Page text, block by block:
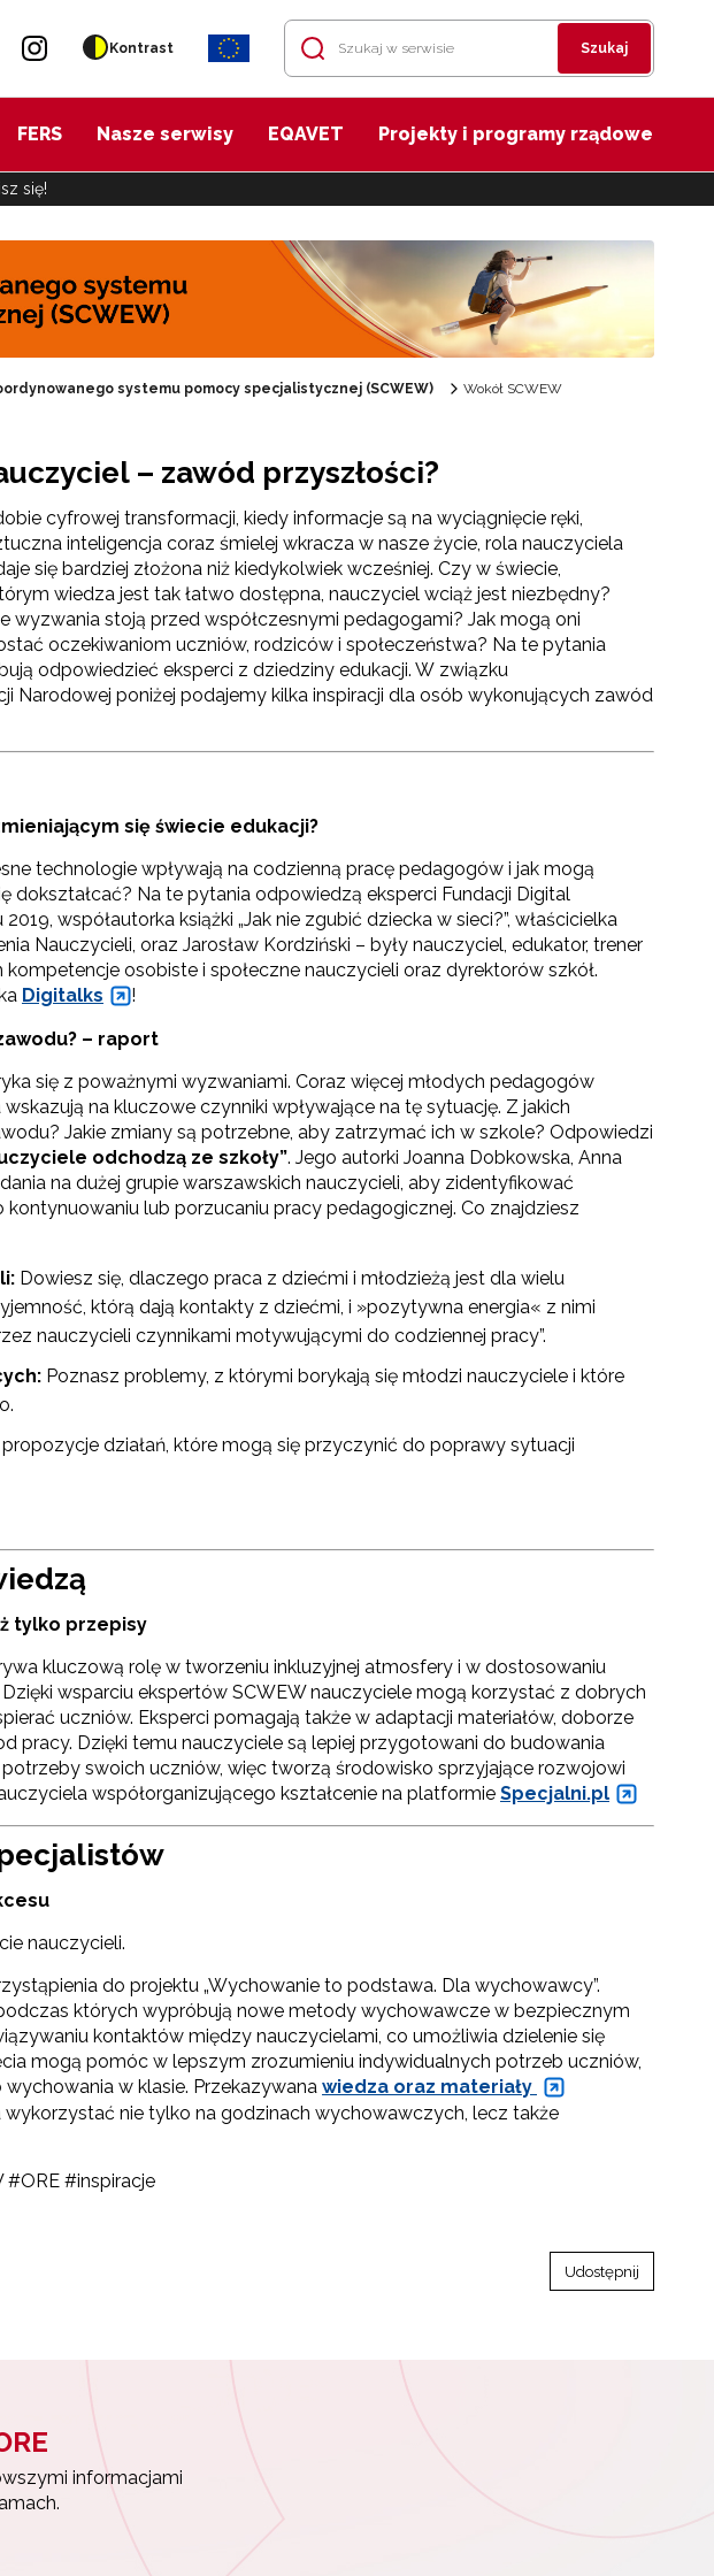
Kontrast Szukaj
FERS Nasze serwisy EQAVET Projekty i programy rządowe
się!
(SCWEW)"
zawodowych"
i gier"
szkoły ćwiczeń (BSĆ)"
kształcenia przedmiotowo-językowego (CLIL)"
metodyczne"
zdolnych"
systemu pomocy specjalistycznej (SCWEW) Wokół SCWEW
– zawód przyszłości?
cyfrowej transformacji, kiedy informacje są na wyciągnięcie ręki,
inteligencja coraz śmielej wkracza w nasze życie, rola nauczyciela
się bardziej złożona niż kiedykolwiek wcześniej. Czy w świecie,
wiedza jest tak łatwo dostępna, nauczyciel wciąż jest niezbędny?
wyzwania stoją przed współczesnymi pedagogami? Jak mogą oni
oczekiwaniom uczniów, rodziców i społeczeństwa? Na te pytania
odpowiedzieć eksperci z dziedziny edukacji. W związku
Narodowej poniżej podajemy kilka inspiracji dla osób wykonujących zawód
się świecie edukacji?
technologie wpływają na codzienną pracę pedagogów i jak mogą
dokształcać? Na te pytania odpowiedzą eksperci Fundacji Digital
współautorka książki „Jak nie zgubić dziecka w sieci?”, właścicielka
Nauczycieli, oraz Jarosław Kordziński – były nauczyciel, edukator, trener
osobiste i społeczne nauczycieli oraz dyrektorów szkół.
Digitalks
!
– raport
się z poważnymi wyzwaniami. Coraz więcej młodych pedagogów
na kluczowe czynniki wpływające na tę sytuację. Z jakich
Jakie zmiany są potrzebne, aby zatrzymać ich w szkole? Odpowiedzi
odchodzą ze szkoły”. Jego autorki Joanna Dobkowska, Anna
na dużej grupie warszawskich nauczycieli, aby zidentyfikować
kontynuowaniu lub porzucaniu pracy pedagogicznej. Co znajdziesz
Dowiesz się, dlaczego praca z dziećmi i młodzieżą jest dla wielu
którą dają kontakty z dziećmi, i »pozytywna energia« z nimi
nauczycieli czynnikami motywującymi do codziennej pracy”.
Poznasz problemy, z którymi borykają się młodzi nauczyciele i które
działań, które mogą się przyczynić do poprawy sytuacji
tylko przepisy
kluczową rolę w tworzeniu inkluzyjnej atmosfery i w dostosowaniu
wsparciu ekspertów SCWEW nauczyciele mogą korzystać z dobrych
uczniów. Eksperci pomagają także w adaptacji materiałów, doborze
pracy. Dzięki temu nauczyciele są lepiej przygotowani do budowania
swoich uczniów, więc tworzą środowisko sprzyjające rozwojowi
współorganizującego kształcenie na platformie Specjalni.pl
nauczycieli.
do projektu „Wychowanie to podstawa. Dla wychowawcy”.
których wypróbują nowe metody wychowawcze w bezpiecznym
kontaktów między nauczycielami, co umożliwia dzielenie się
mogą pomóc w lepszym zrozumieniu indywidualnych potrzeb uczniów,
w klasie. Przekazywana wiedza oraz materiały
nie tylko na godzinach wychowawczych, lecz także
#ORE #inspiracje
Udostępnij
informacjami
informacjami
osobowych przez ORE w